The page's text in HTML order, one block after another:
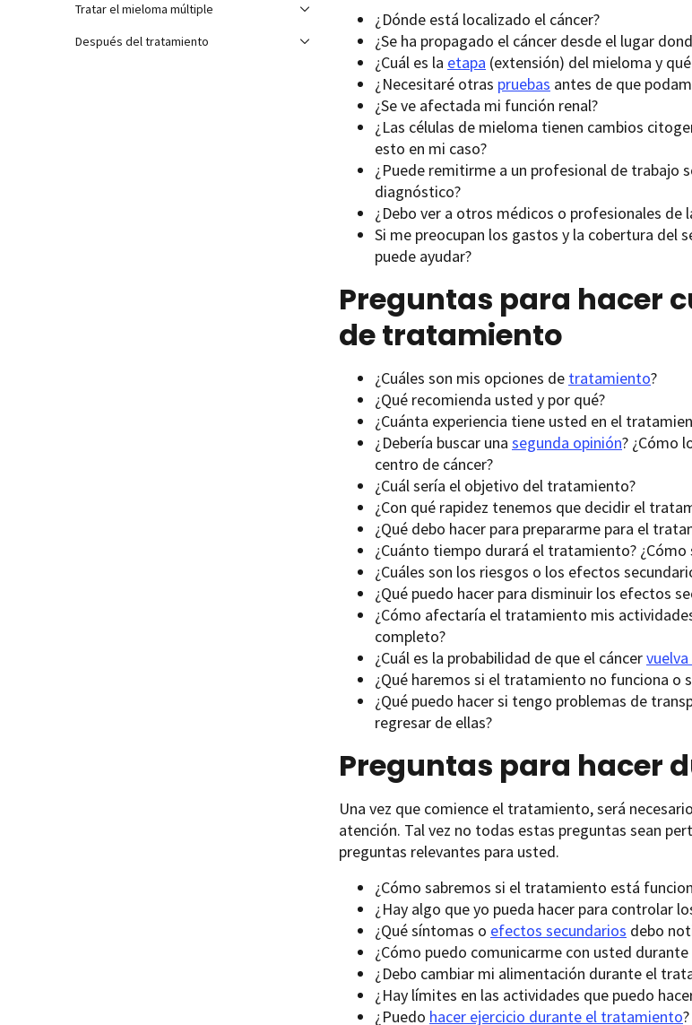
Tratar el mieloma múltiple
Después del tratamiento
¿Dónde está localizado el cáncer?
¿Se ha propagado el cáncer desde el lugar
¿Cuál es la etapa (extensión) del mieloma y
¿Necesitaré otras pruebas antes de que
¿Se ve afectada mi función renal?
¿Las células de mieloma tienen cambios
esto en mi caso?
¿Puede remitirme a un profesional de trabajo
diagnóstico?
¿Debo ver a otros médicos o profesionales de
Si me preocupan los gastos y la cobertura
puede ayudar?
Preguntas para hacer
de tratamiento
¿Cuáles son mis opciones de tratamiento?
¿Qué recomienda usted y por qué?
¿Cuánta experiencia tiene usted en el
¿Debería buscar una segunda opinión? ¿Cómo
centro de cáncer?
¿Cuál sería el objetivo del tratamiento?
¿Con qué rapidez tenemos que decidir el
¿Qué debo hacer para prepararme para el
¿Cuánto tiempo durará el tratamiento? ¿Cómo
¿Cuáles son los riesgos o los efectos
¿Qué puedo hacer para disminuir los efectos
¿Cómo afectaría el tratamiento mis
completo?
¿Cuál es la probabilidad de que el cáncer
¿Qué haremos si el tratamiento no funciona o
¿Qué puedo hacer si tengo problemas de
regresar de ellas?
Preguntas para hacer
Una vez que comience el tratamiento, será
atención. Tal vez no todas estas preguntas sean
preguntas relevantes para usted.
¿Cómo sabremos si el tratamiento está
¿Hay algo que yo pueda hacer para controlar
¿Qué síntomas o efectos secundarios debo
¿Cómo puedo comunicarme con usted
¿Debo cambiar mi alimentación durante el
¿Hay límites en las actividades que puedo
¿Puedo hacer ejercicio durante el tratamiento